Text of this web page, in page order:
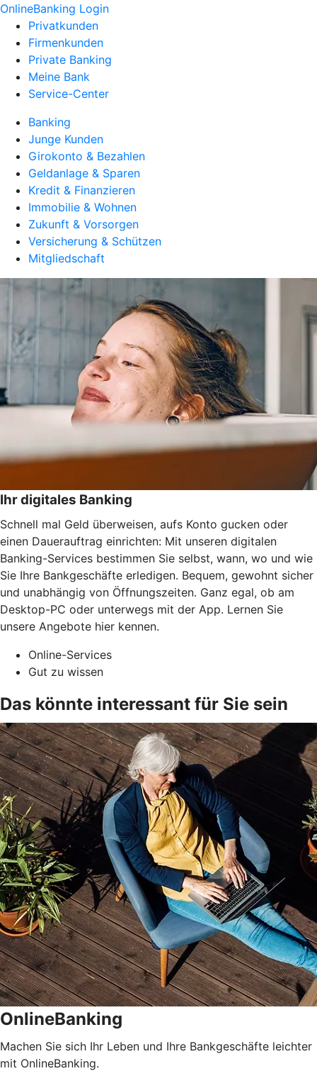
OnlineBanking Login
Privatkunden
Firmenkunden
Private Banking
Meine Bank
Service-Center
Banking
Junge Kunden
Girokonto & Bezahlen
Geldanlage & Sparen
Kredit & Finanzieren
Immobilie & Wohnen
Zukunft & Vorsorgen
Versicherung & Schützen
Mitgliedschaft
Ihr digitales Banking
Schnell mal Geld überweisen, aufs Konto gucken oder
einen Dauerauftrag einrichten: Mit unseren digitalen
Banking-Services bestimmen Sie selbst, wann, wo und wie
Sie Ihre Bankgeschäfte erledigen. Bequem, gewohnt sicher
und unabhängig von Öffnungszeiten. Ganz egal, ob am
Desktop-PC oder unterwegs mit der App. Lernen Sie
unsere Angebote hier kennen.
Online-Services
Gut zu wissen
Das könnte interessant für Sie sein
OnlineBanking
Machen Sie sich Ihr Leben und Ihre Bankgeschäfte leichter
mit OnlineBanking.